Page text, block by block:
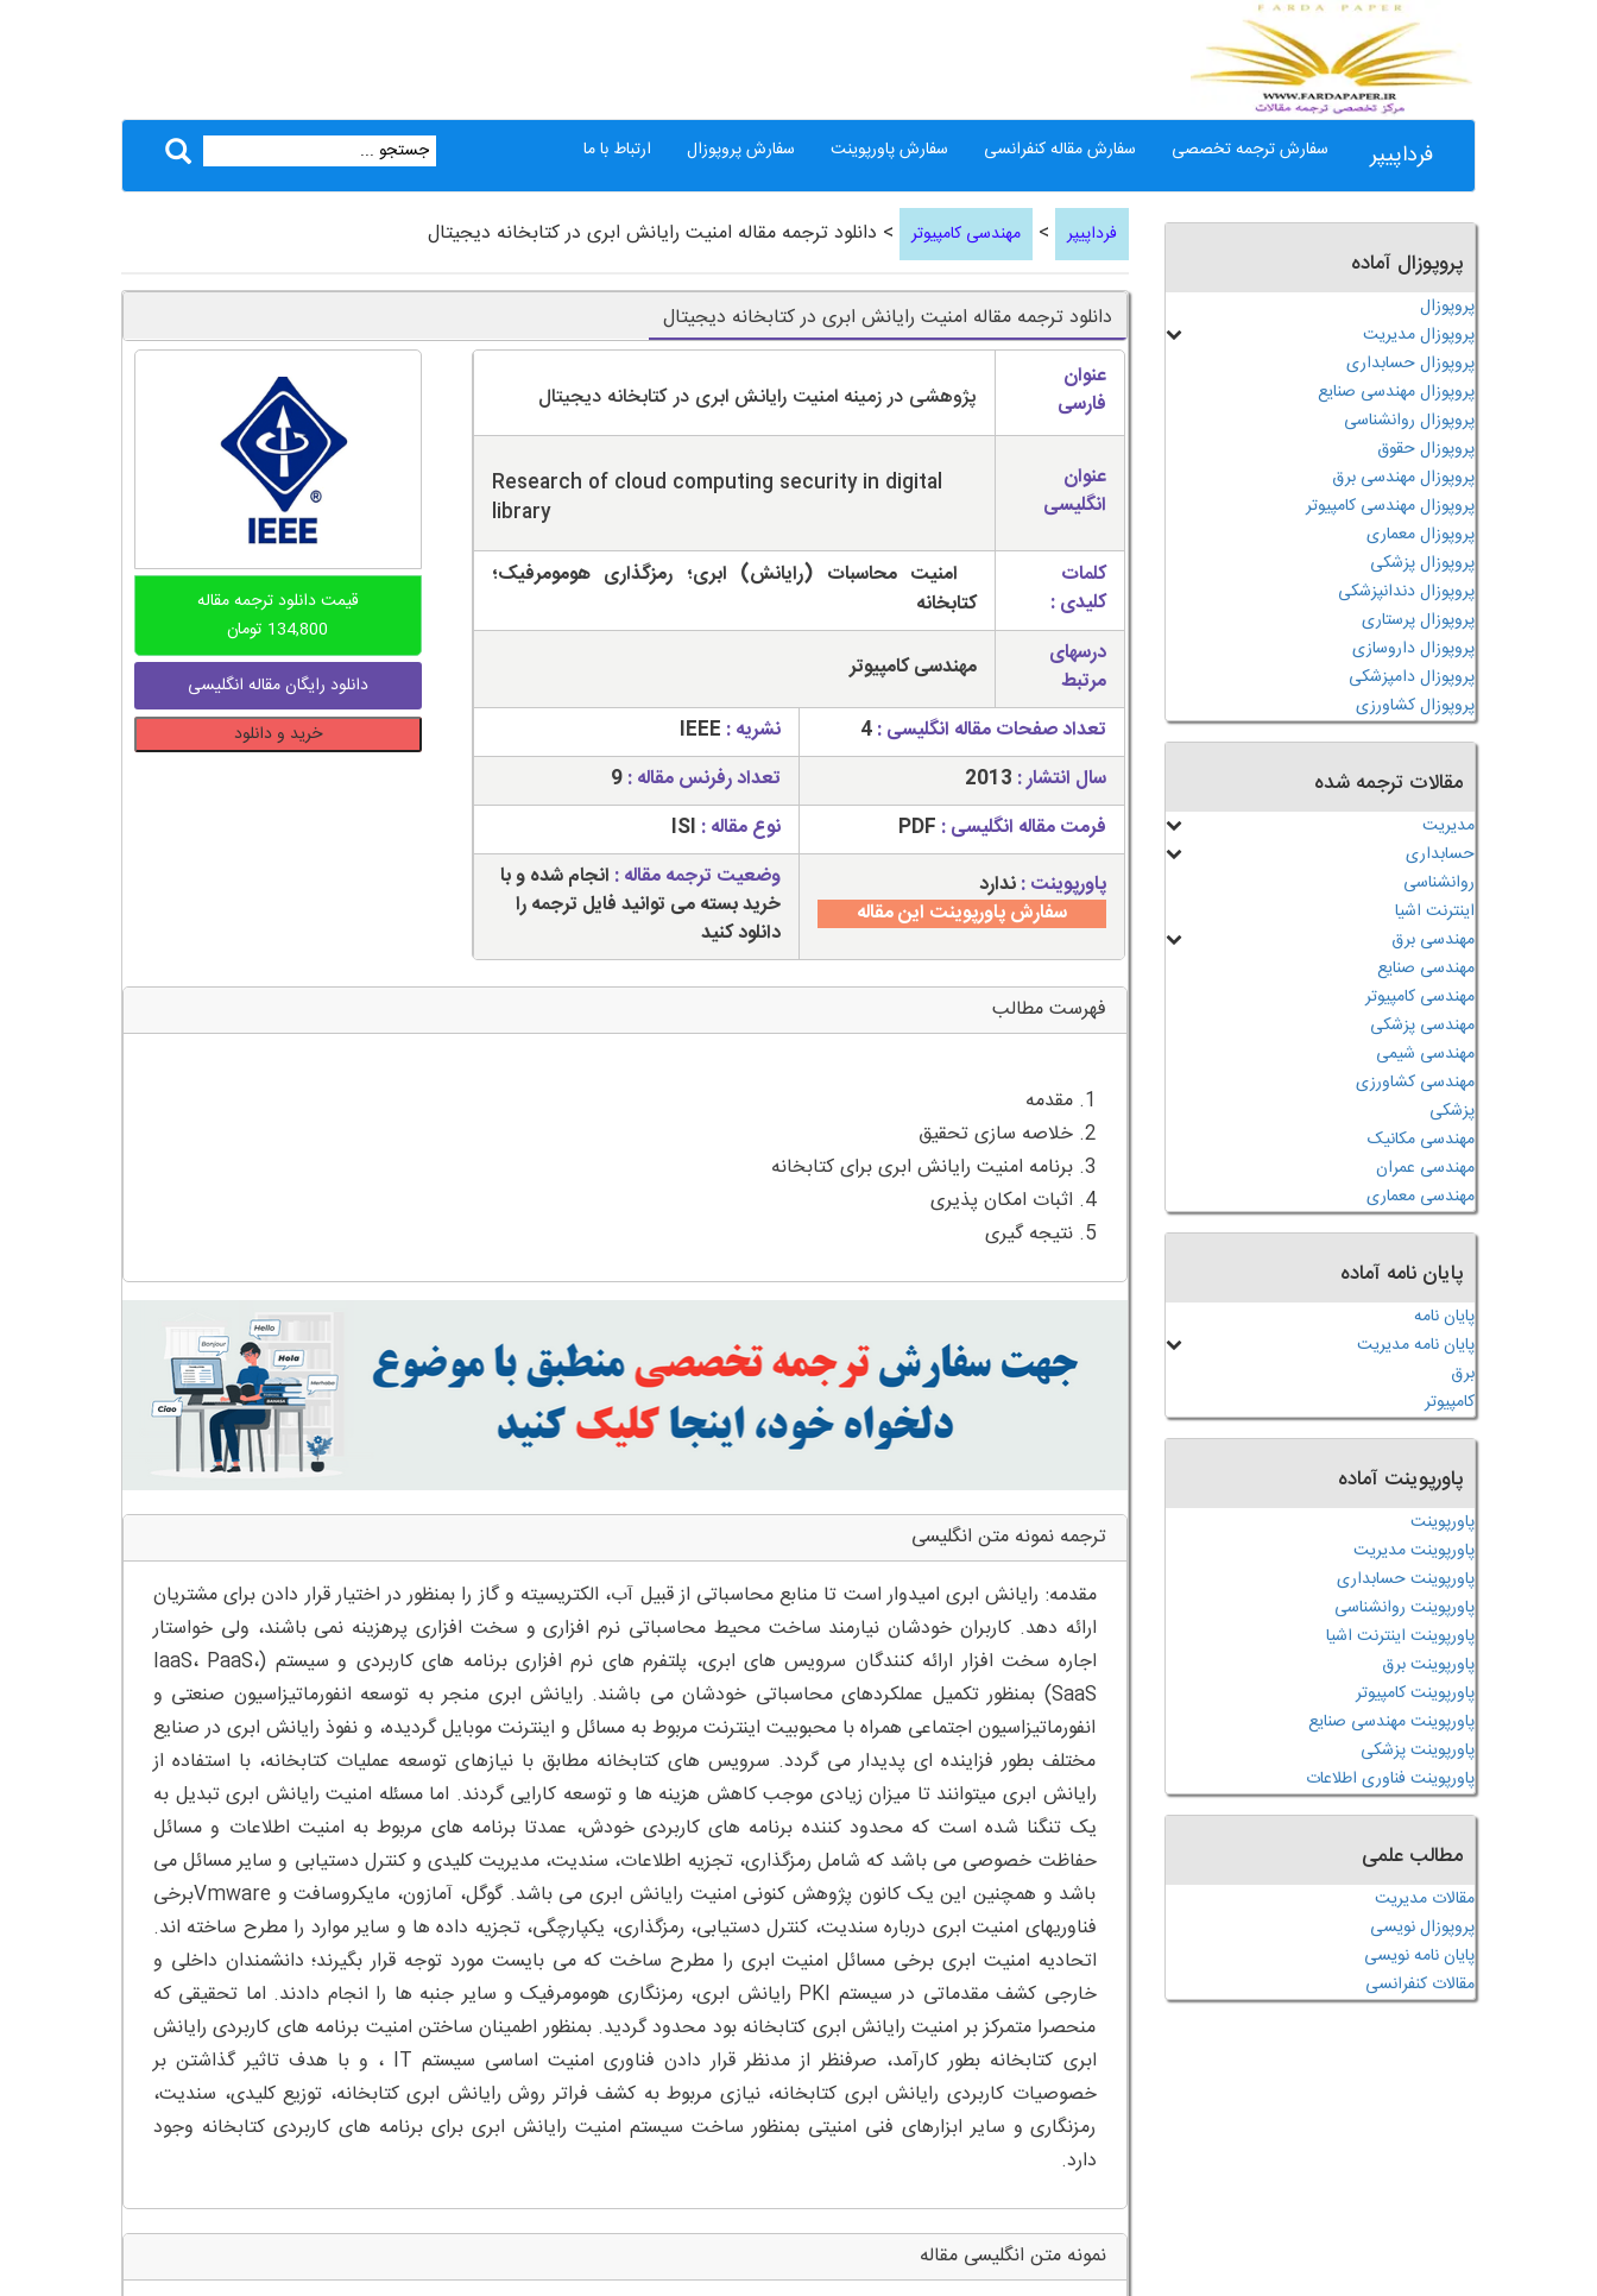
فرداپیپر سفارش ترجمه تخصصی سفارش مقاله کنفرانسی سفارش پاورپوینت سفارش پروپوزال ارتباط با ما
فرداپیپر > مهندسی کامپیوتر > دانلود ترجمه مقاله امنیت رایانش ابری در کتابخانه دیجیتال
دانلود ترجمه مقاله امنیت رایانش ابری در کتابخانه دیجیتال
عنوان
فارسی
پژوهشی در زمینه امنیت رایانش ابری در کتابخانه دیجیتال
عنوان
انگلیسی
Research of cloud computing security in digital
library
کلمات
کلیدی :
امنیت محاسبات (رایانش) ابری؛ رمزگذاری هومومرفیک؛
کتابخانه
درسهای
مرتبط
مهندسی کامپیوتر
تعداد صفحات مقاله انگلیسی :4 نشریه : IEEE
سال انتشار : 2013 تعداد رفرنس مقاله :9
فرمت مقاله انگلیسی : PDF نوع مقاله : ISI
پاورپوینت :ندارد
سفارش پاورپوینت این مقاله
وضعیت ترجمه مقاله : انجام شده و با
خرید بسته می توانید فایل ترجمه را
دانلود کنید
قیمت دانلود ترجمه مقاله
134,800 تومان
دانلود رایگان مقاله انگلیسی
ترجمه
عدد
خرید و دانلود
فهرست مطالب
5. نتیجه گیری
ترجمه نمونه متن انگلیسی
مقدمه: رایانش ابری امیدوار است تا منابع محاسباتی از قبیل آب، الکتریسیته و گاز را بمنظور در اختیار قرار دادن برای مشتریان
ارائه دهد. کاربران خودشان نیارمند ساخت محیط محاسباتی نرم افزاری و سخت افزاری پرهزینه نمی باشند، ولی خواستار
اجاره سخت افزار ارائه کنندگان سرویس های ابری، پلتفرم های نرم افزاری برنامه های کاربردی و سیستم (IaaS، PaaS،
SaaS) بمنظور تکمیل عملکردهای محاسباتی خودشان می باشند. رایانش ابری منجر به توسعه انفورماتیزاسیون صنعتی و
انفورماتیزاسیون اجتماعی همراه با محبوبیت اینترنت مربوط به مسائل و اینترنت موبایل گردیده، و نفوذ رایانش ابری در صنایع
مختلف بطور فزاینده ای پدیدار می گردد. سرویس های کتابخانه مطابق با نیازهای توسعه عملیات کتابخانه، با استفاده از
رایانش ابری میتوانند تا میزان زیادی موجب کاهش هزینه ها و توسعه کارایی گردند. اما مسئله امنیت رایانش ابری تبدیل به
یک تنگنا شده است که محدود کننده برنامه های کاربردی خودش، عمدتا برنامه های مربوط به امنیت اطلاعات و مسائل
حفاظت خصوصی می باشد که شامل رمزگذاری، تجزیه اطلاعات، سندیت، مدیریت کلیدی و کنترل دستیابی و سایر مسائل می
باشد و همچنین این یک کانون پژوهش کنونی امنیت رایانش ابری می باشد. گوگل، آمازون، مایکروسافت و Vmwareبرخی
فناوریهای امنیت ابری درباره سندیت، کنترل دستیابی، رمزگذاری، یکپارچگی، تجزیه داده ها و سایر موارد را مطرح ساخته اند.
اتحادیه امنیت ابری برخی مسائل امنیت ابری را مطرح ساخت که می بایست مورد توجه قرار بگیرند؛ دانشمندان داخلی و
خارجی کشف مقدماتی در سیستم PKI رایانش ابری، رمزنگاری هومومرفیک و سایر جنبه ها را انجام دادند. اما تحقیقی که
منحصرا متمرکز بر امنیت رایانش ابری کتابخانه بود محدود گردید. بمنظور اطمینان ساختن امنیت برنامه های کاربردی رایانش
ابری کتابخانه بطور کارآمد، صرفنظر از مدنظر قرار دادن فناوری امنیت اساسی سیستم IT ، و با هدف تاثیر گذاشتن بر
خصوصیات کاربردی رایانش ابری کتابخانه، نیازی مربوط به کشف فراتر روش رایانش ابری کتابخانه، توزیع کلیدی، سندیت،
رمزنگاری و سایر ابزارهای فنی امنیتی بمنظور ساخت سیستم امنیت رایانش ابری برای برنامه های کاربردی کتابخانه وجود
دارد.
نمونه متن انگلیسی مقاله
پروپوزال آماده
پروپوزال
پروپوزال مدیریت
پروپوزال حسابداری
پروپوزال مهندسی صنایع
پروپوزال روانشناسی
پروپوزال حقوق
پروپوزال مهندسی برق
پروپوزال مهندسی کامپیوتر
پروپوزال معماری
پروپوزال پزشکی
پروپوزال دندانپزشکی
پروپوزال پرستاری
پروپوزال داروسازی
پروپوزال دامپزشکی
پروپوزال کشاورزی
مقالات ترجمه شده
مدیریت
حسابداری
روانشناسی
اینترنت اشیا
مهندسی برق
مهندسی صنایع
مهندسی کامپیوتر
مهندسی پزشکی
مهندسی شیمی
مهندسی کشاورزی
پزشکی
مهندسی مکانیک
مهندسی عمران
مهندسی معماری
پایان نامه آماده
پایان نامه
پایان نامه مدیریت
برق
کامپیوتر
پاورپوینت آماده
پاورپوینت
پاورپوینت مدیریت
پاورپوینت حسابداری
پاورپوینت روانشناسی
پاورپوینت اینترنت اشیا
پاورپوینت برق
پاورپوینت کامپیوتر
پاورپوینت مهندسی صنایع
پاورپوینت پزشکی
پاورپوینت فناوری اطلاعات
مطالب علمی
مقالات مدیریت
پروپوزال نویسی
پایان نامه نویسی
مقالات کنفرانسی